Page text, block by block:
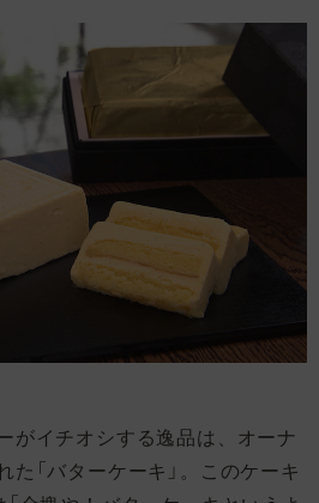
がイチオシする逸品は、オーナ
「バターケーキ」。このケーキ